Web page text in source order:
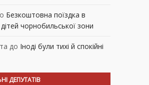
Безкоштовна поїздка в
дітей чорнобильської зони
до Іноді були тихі й спокійні
ДЕПУТАТІВ